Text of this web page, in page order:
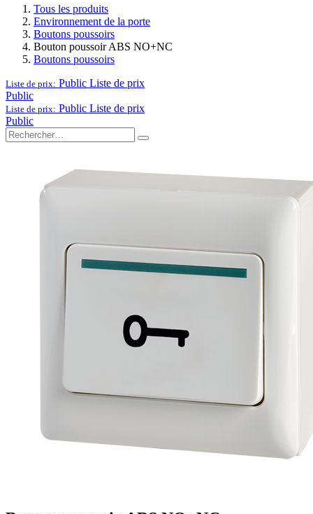
Tous les produits
Environnement de la porte
Boutons poussoirs
Bouton poussoir ABS NO+NC
Boutons poussoirs
Liste de prix: Public Liste de prix
Public
Liste de prix: Public Liste de prix
Public